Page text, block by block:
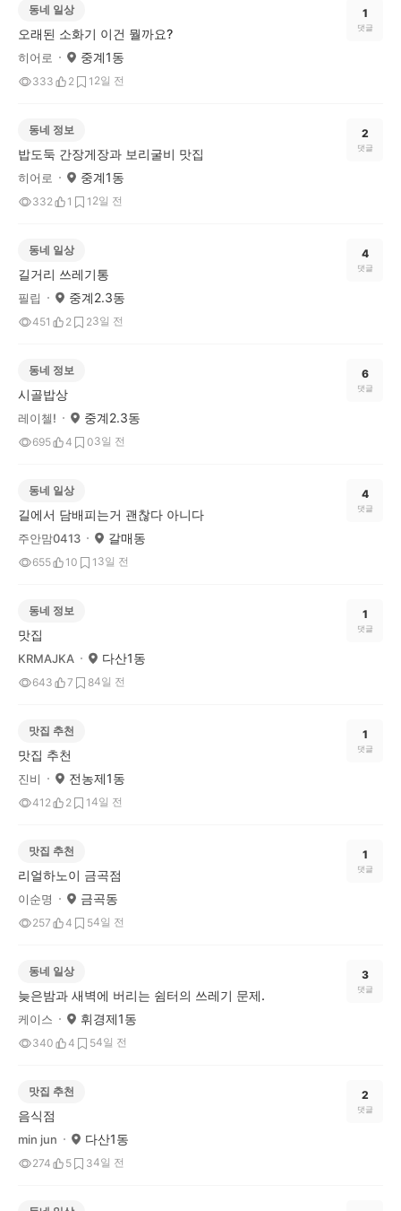
동네 일상
오래된 소화기 이건 뭘까요?
히어로 중계1동
333 2 1 2일 전
1
댓글
동네 정보
밥도둑 간장게장과 보리굴비 맛집
히어로 중계1동
332 1 1 2일 전
2
댓글
동네 일상
길거리 쓰레기통
필립 중계2.3동
451 2 23일 전
4
댓글
동네 정보
시골밥상
레이첼! 중계2.3동
695 4 03일 전
6
댓글
동네 일상
길에서 담배피는거 괜찮다 아니다
주안맘0413 갈매동
655 10 1 3일 전
4
댓글
동네 정보
맛집
KRMAJKA 다산1동
643 7 84일 전
1
댓글
맛집 추천
맛집 추천
진비 전농제1동
412 2 14일 전
1
댓글
맛집 추천
리얼하노이 금곡점
이순명 금곡동
257 4 54일 전
1
댓글
동네 일상
늦은밤과 새벽에 버리는 쉼터의 쓰레기 문제.
케이스 휘경제1동
340 4 54일 전
3
댓글
맛집 추천
음식점
min jun 다산1동
274 5 34일 전
2
댓글